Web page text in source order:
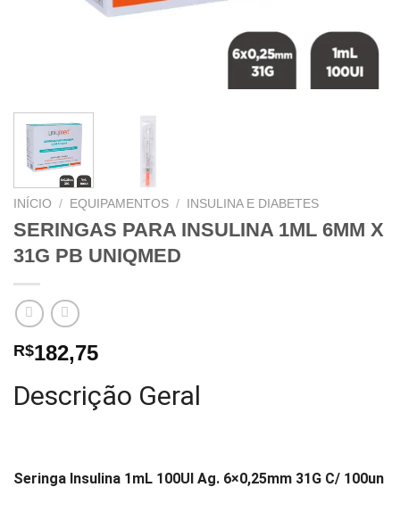
INÍCIO / EQUIPAMENTOS / INSULINA E DIABETES
SERINGAS PARA INSULINA 1ML 6MM X
31G PB UNIQMED
R$182,75
Descrição Geral
Seringa Insulina 1mL 100UI Ag. 6×0,25mm 31G C/ 100un